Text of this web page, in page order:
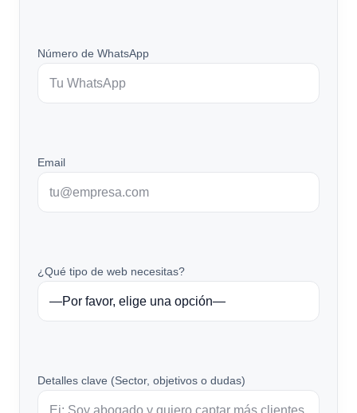
Número de WhatsApp
Email
¿Qué tipo de web necesitas?
Detalles clave (Sector, objetivos o dudas)